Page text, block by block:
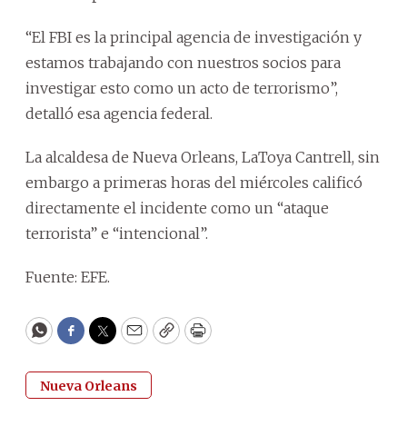
“El FBI es la principal agencia de investigación y
estamos trabajando con nuestros socios para
investigar esto como un acto de terrorismo”,
detalló esa agencia federal.
La alcaldesa de Nueva Orleans, LaToya Cantrell, sin
embargo a primeras horas del miércoles calificó
directamente el incidente como un “ataque
terrorista” e “intencional”.
Fuente: EFE.
WhatsApp
Facebook
Twitter
EmailCopyPrint
Nueva Orleans